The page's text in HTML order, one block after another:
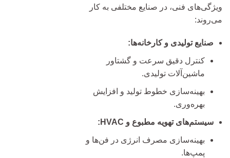
ویژگی‌های فنی، در صنایع مختلفی به کار
می‌روند:
صنایع تولیدی و کارخانه‌ها:
کنترل دقیق سرعت و گشتاور
ماشین‌آلات تولیدی.
بهینه‌سازی خطوط تولید و افزایش
بهره‌وری.
سیستم‌های تهویه مطبوع و HVAC:
بهینه‌سازی مصرف انرژی در فن‌ها و
پمپ‌ها.